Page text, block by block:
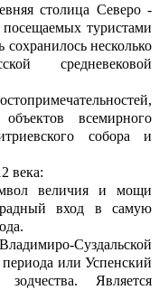
столица Северо -
туристами
сохранилось несколько
средневековой
всемирного
собора и
века:
величия и мощи
вход в самую
Суздальской
или Успенский
Является